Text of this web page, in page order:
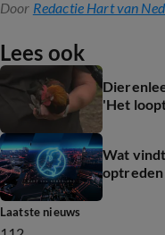
Door Redactie Hart van
Lees ook
'Het
Wat
optreden
Laatste nieuws